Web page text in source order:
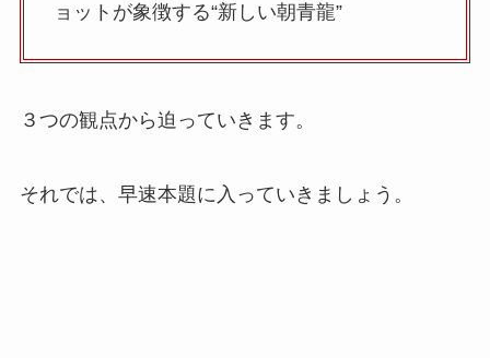
ョットが象徴する“新しい朝青龍”
３つの観点から迫っていきます。
それでは、早速本題に入っていきましょう。